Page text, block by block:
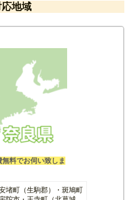
地域
無料でお伺い致しま
堵町（生駒郡）・斑鳩町